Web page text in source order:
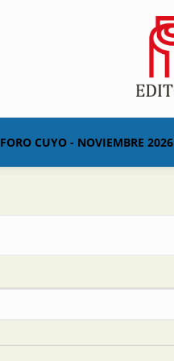
FORO CUYO - NOVIEMBRE 2026